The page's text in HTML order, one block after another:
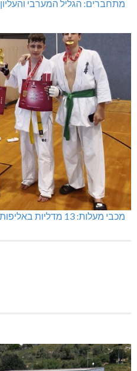
מתחברים: הגליל המערבי והעליון
מכבי מעלות: 13 מדליות באליפות ישראל